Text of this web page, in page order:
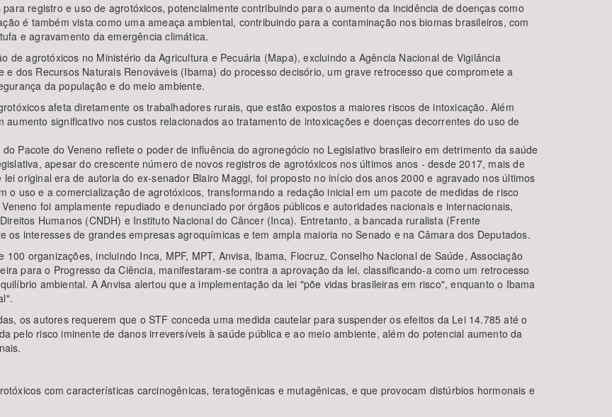
registro e uso de agrotóxicos, potencialmente contribuindo para o aumento da incidência de doenças como
é também vista como uma ameaça ambiental, contribuindo para a contaminação nos biomas brasileiros, com
e agravamento da emergência climática.
de agrotóxicos no Ministério da Agricultura e Pecuária (Mapa), excluindo a Agência Nacional de Vigilância
dos Recursos Naturais Renováveis (Ibama) do processo decisório, um grave retrocesso que compromete a
da população e do meio ambiente.
afeta diretamente os trabalhadores rurais, que estão expostos a maiores riscos de intoxicação. Além
significativo nos custos relacionados ao tratamento de intoxicações e doenças decorrentes do uso de
Pacote do Veneno reflete o poder de influência do agronegócio no Legislativo brasileiro em detrimento da saúde
apesar do crescente número de novos registros de agrotóxicos nos últimos anos - desde 2017, mais de
original era de autoria do ex-senador Blairo Maggi, foi proposto no início dos anos 2000 e agravado nos últimos
o uso e a comercialização de agrotóxicos, transformando a redação inicial em um pacote de medidas de risco
foi amplamente repudiado e denunciado por órgãos públicos e autoridades nacionais e internacionais,
Humanos (CNDH) e Instituto Nacional do Câncer (Inca). Entretanto, a bancada ruralista (Frente
os interesses de grandes empresas agroquímicas e tem ampla maioria no Senado e na Câmara dos Deputados.
organizações, incluindo Inca, MPF, MPT, Anvisa, Ibama, Fiocruz, Conselho Nacional de Saúde, Associação
para o Progresso da Ciência, manifestaram-se contra a aprovação da lei, classificando-a como um retrocesso
ambiental. A Anvisa alertou que a implementação da lei "põe vidas brasileiras em risco", enquanto o Ibama
os autores requerem que o STF conceda uma medida cautelar para suspender os efeitos da Lei 14.785 até o
pelo risco iminente de danos irreversíveis à saúde pública e ao meio ambiente, além do potencial aumento da
com características carcinogênicas, teratogênicas e mutagênicas, e que provocam distúrbios hormonais e